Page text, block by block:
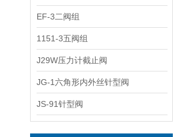
EF-3二阀组
1151-3五阀组
J29W压力计截止阀
JG-1六角形内外丝针型阀
JS-91针型阀